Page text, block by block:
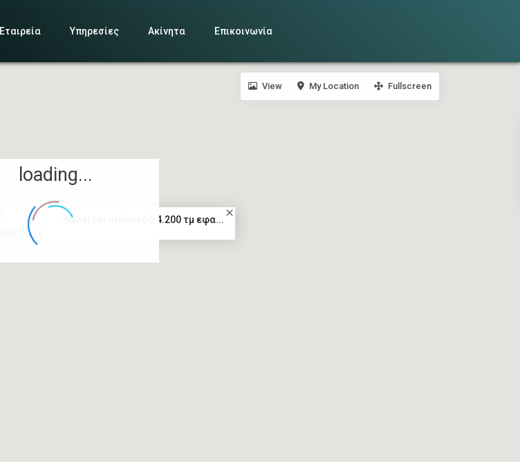
Εταιρεία Υπηρεσίες Ακίνητα Επικοινωνία
πωλείται οικόπεδο 4.200 τμ εφα...
450.000 €
loading...
View My Location Fullscreen